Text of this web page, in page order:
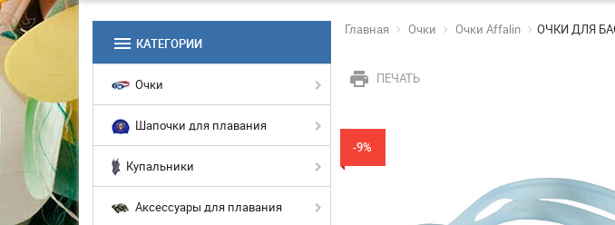
menu КАТЕГОРИИ
Очки
Шапочки для плавания
Купальники
Аксессуары для плавания
Главная Очки Очки Affalin ОЧКИ ДЛЯ
print ПЕЧАТЬ
-9%